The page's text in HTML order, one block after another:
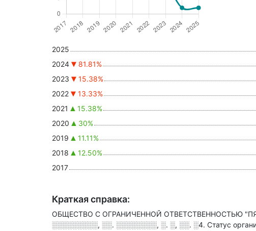
2025
2024
81.81%
2023
15.38%
2022
13.33%
2021
15.38%
2020
30%
2019
11.11%
2018
12.50%
2017
Краткая справка:
ОБЩЕСТВО С ОГРАНИЧЕННОЙ ОТВЕТСТВЕННОСТЬЮ
░░░░░░░░░, ░░. ░░░░░░░░, ░. ░, ░░. ░4. Статус